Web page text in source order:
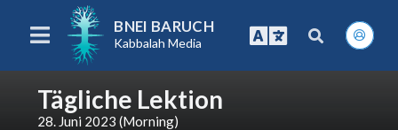
BNEI BARUCH
Kabbalah Media
Tägliche Lektion
28. Juni 2023 (Morning)